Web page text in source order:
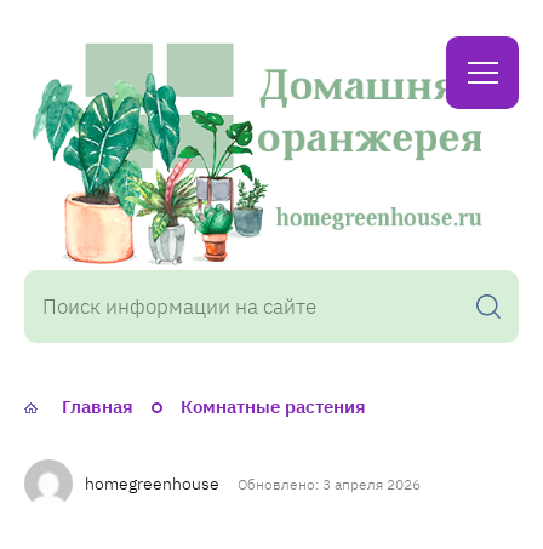
Домашняя
оранжерея
Главная Комнатные растения
homegreenhouse Обновлено: 3 апреля 2026